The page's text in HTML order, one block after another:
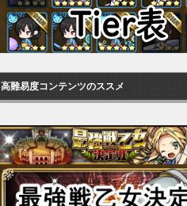
高難易度コンテンツのススメ